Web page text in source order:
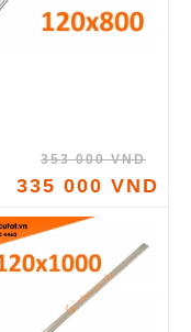
353 000 VND
335 000 VND